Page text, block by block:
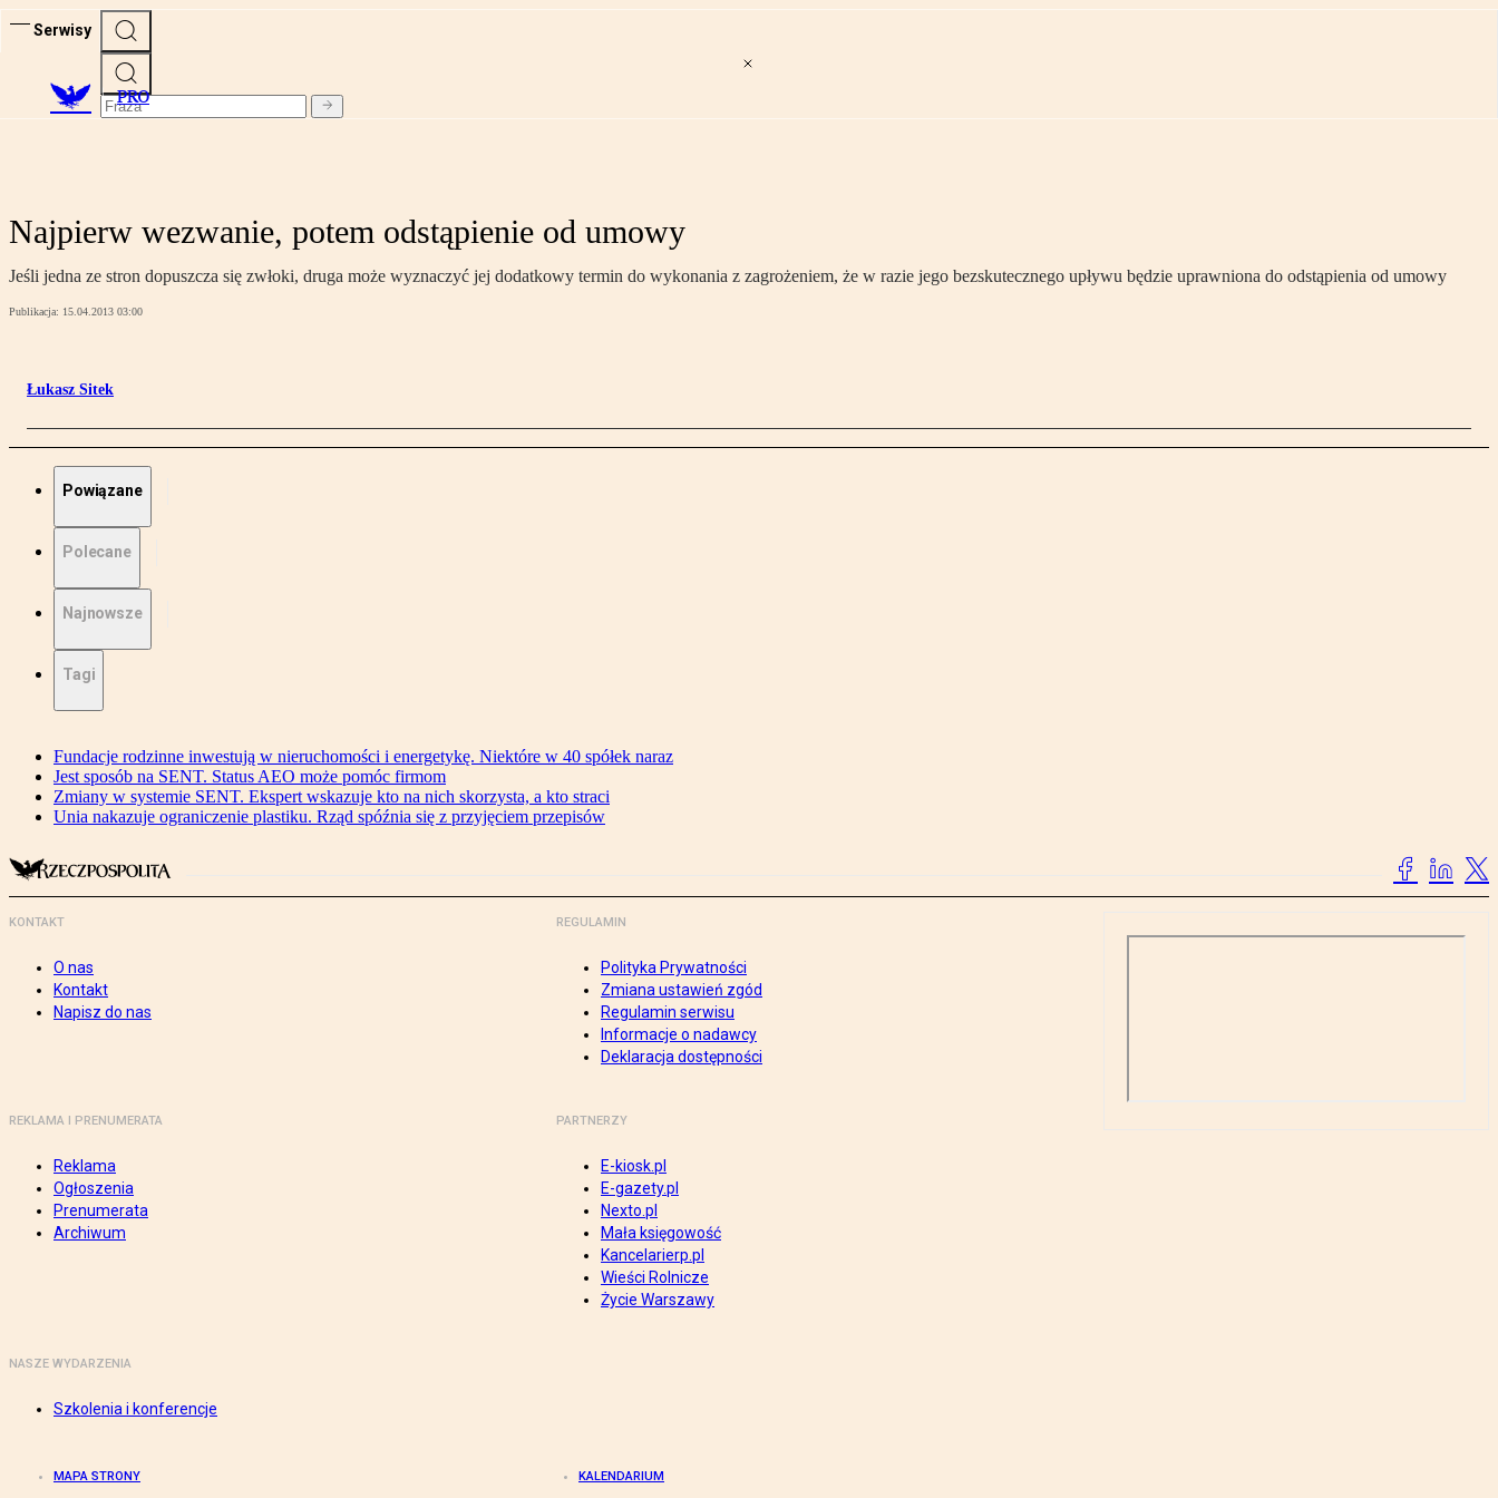
Serwisy
PRO
Najpierw wezwanie, potem odstąpienie od umowy
Jeśli jedna ze stron dopuszcza się zwłoki, druga może wyznaczyć jej dodatkowy termin do wykonania z zagrożeniem, że w razie jego bezskutecznego upływu będzie uprawniona do odstąpienia od umowy
Publikacja: 15.04.2013 03:00
Łukasz Sitek
Powiązane
Polecane
Najnowsze
Tagi
Fundacje rodzinne inwestują w nieruchomości i energetykę. Niektóre w 40 spółek naraz
Jest sposób na SENT. Status AEO może pomóc firmom
Zmiany w systemie SENT. Ekspert wskazuje kto na nich skorzysta, a kto straci
Unia nakazuje ograniczenie plastiku. Rząd spóźnia się z przyjęciem przepisów
KONTAKT
O nas
Kontakt
Napisz do nas
REGULAMIN
Polityka Prywatności
Zmiana ustawień zgód
Regulamin serwisu
Informacje o nadawcy
Deklaracja dostępności
REKLAMA I PRENUMERATA
Reklama
Ogłoszenia
Prenumerata
Archiwum
PARTNERZY
E-kiosk.pl
E-gazety.pl
Nexto.pl
Mała księgowość
Kancelarierp.pl
Wieści Rolnicze
Życie Warszawy
NASZE WYDARZENIA
Szkolenia i konferencje
MAPA STRONY KALENDARIUM